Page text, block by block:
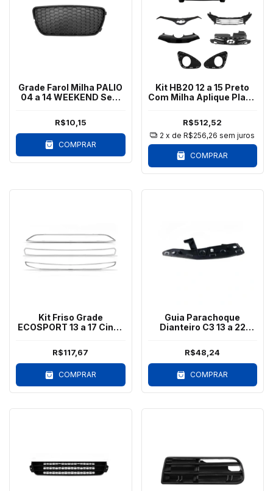
Grade Farol Milha PALIO
04 a 14 WEEKEND Sem
R$10,15
COMPRAR
Kit HB20 12 a 15 Preto
Com Milha Aplique Placa
R$512,52
2 x deR$256,26 sem juros
COMPRAR
Kit Friso Grade
ECOSPORT 13 a 17 Cinza
R$117,67
COMPRAR
Guia Parachoque
Dianteiro C3 13 a 22
R$48,24
COMPRAR